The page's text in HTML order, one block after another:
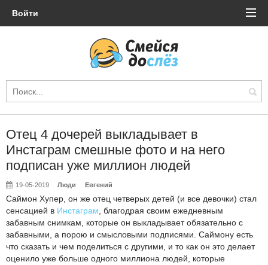
Войти
Отец 4 дочерей выкладывает в
Инстаграм смешные фото и на него
подписан уже миллион людей
19-05-2019 Люди Евгений
Саймон Хупер, он же отец четверых детей (и все девочки) стал
сенсацией в Инстаграм , благодрая своим ежедневным
забавным снимкам, которые он выкладывает обязательно с
забавными, а порою и смысловыми подписями. Саймону есть
что сказать и чем поделиться с другими, и то как он это делает
оценило уже больше одного миллиона людей, которые